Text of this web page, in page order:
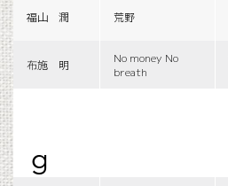
福山 潤 荒野
布施 明
No money No
breath
g